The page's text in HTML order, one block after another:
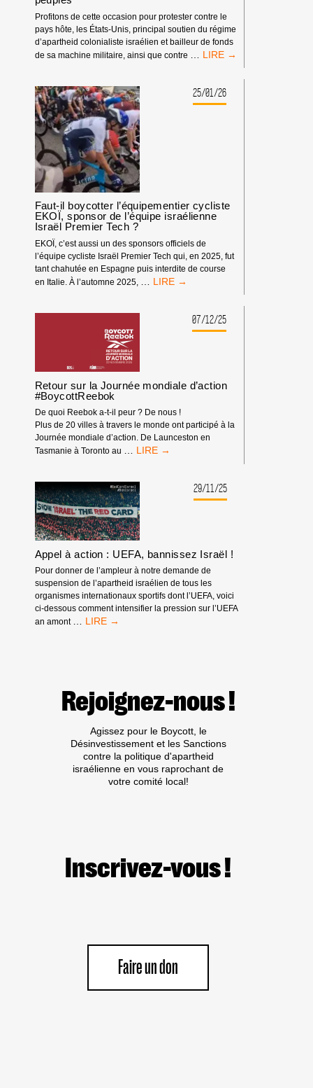
Profitons de cette occasion pour protester contre le
pays hôte, les États-Unis, principal soutien du régime
d’apartheid colonialiste israélien et bailleur de fonds
de sa machine militaire, ainsi que contre
FAISONS
COUPE
DU
LES
LUTTES
PEUPLES
25/01/26
Faut-il boycotter l’équipementier cycliste
EKOÏ, sponsor de l’équipe israélienne
Israël Premier Tech ?
EKOÏ, c’est aussi un des sponsors officiels de
l’équipe cycliste Israël Premier Tech qui, en 2025, fut
tant chahutée en Espagne puis interdite de course
en Italie. À l’automne 2025,
FAUT-
L’ÉQUIPEMENTIER
CYCLISTE
L’ÉQUIPE
ISRAËL
PREMIER
TECH
?
07/12/25
Retour sur la Journée mondiale d’action
#BoycottReebok
De quoi Reebok a-t-il peur ? De nous !
Plus de 20 villes à travers le monde ont participé à la
Journée mondiale d’action. De Launceston en
Tasmanie à Toronto au
RETOUR
JOURNÉE
MONDIALE
D’ACTION
#BOYCOTTREEBOK
29/11/25
Appel à action : UEFA, bannissez Israël !
Pour donner de l’ampleur à notre demande de
suspension de l’apartheid israélien de tous les
organismes internationaux sportifs dont l’UEFA, voici
ci-dessous comment intensifier la pression sur l’UEFA
an amont … APPEL
ISRAËL
!
Rejoignez-nous !
Agissez pour le Boycott, le
Désinvestissement et les Sanctions
contre la politique d'apartheid
israélienne en vous raprochant de
votre comité local!
Inscrivez-vous !
Faire un don